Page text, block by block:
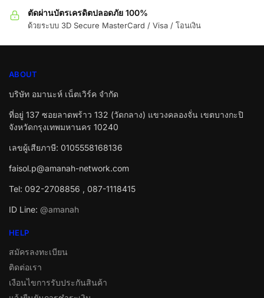
ตัดผ่านบัตรเครดิตปลอดภัย 100%
ด้วยระบบ 3D Secure MasterCard / Visa / โอนเงิน
ABOUT
บริษัท อมานะห์ เน็ตเวิร์ค จำกัด
ที่อยู่ 137 ซอยลาดพร้าว 132 (วัดกลาง) แขวงคลองจั่น เขตบางกะปิ
จังหวัดกรุงเทพมหานคร 10240
เลขผู้เสียภาษี: 0105558168136
faisol.p@amanah-network.com
Tel: 092-2708856 , 087-1118415
ID Line: @amanah
HELP
สมัครลงทะเบียน
ติดต่อเรา
เงือนไขการรับประกันสินค้า